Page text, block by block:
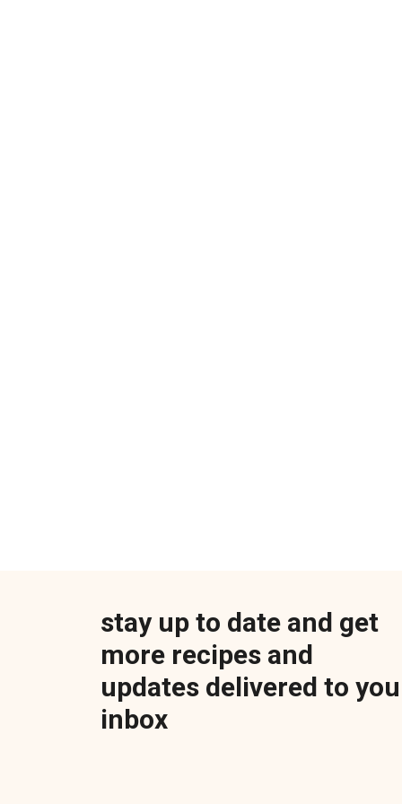
stay up to date and get
more recipes and
updates delivered to
inbox